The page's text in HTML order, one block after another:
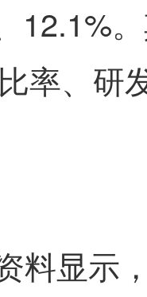
12.1%
率、研
料显示